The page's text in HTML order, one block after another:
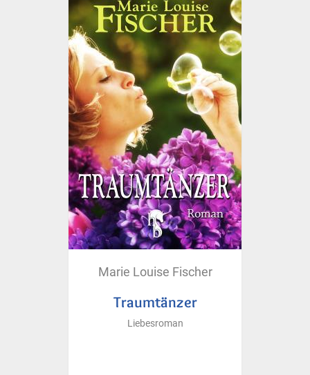
Marie Louise Fischer
Traumtänzer
Liebesroman